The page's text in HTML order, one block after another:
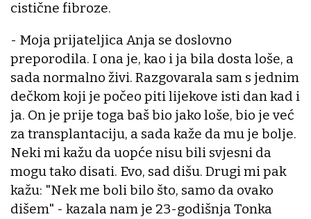
cistične fibroze.
- Moja prijateljica Anja se doslovno
preporodila. I ona je, kao i ja bila dosta loše, a
sada normalno živi. Razgovarala sam s jednim
dečkom koji je počeo piti lijekove isti dan kad i
ja. On je prije toga baš bio jako loše, bio je već
za transplantaciju, a sada kaže da mu je bolje.
Neki mi kažu da uopće nisu bili svjesni da
mogu tako disati. Evo, sad dišu. Drugi mi pak
kažu: "Nek me boli bilo što, samo da ovako
dišem" - kazala nam je 23-godišnja Tonka